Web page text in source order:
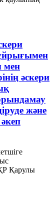
мен
әскери
және
Қарулы